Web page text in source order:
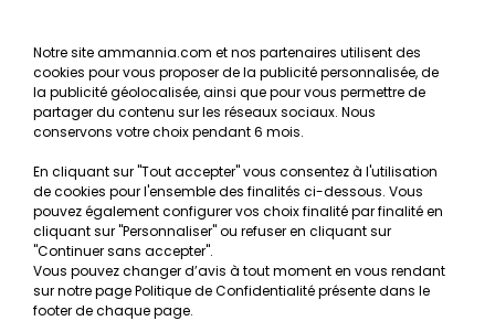
TOUS LES GUIDES
Choisir ses plantes d'aquarium
Guide pour créer votre Wabi Kusa
Le journal d'Ammannia
NOS SERVICES
Notre site ammannia.com et nos partenaires utilisent des
cookies pour vous proposer de la publicité personnalisée, de
la publicité géolocalisée, ainsi que pour vous permettre de
partager du contenu sur les réseaux sociaux. Nous
conservons votre choix pendant 6 mois.
En cliquant sur "Tout accepter" vous consentez à l'utilisation
de cookies pour l'ensemble des finalités ci-dessous. Vous
pouvez également configurer vos choix finalité par finalité en
cliquant sur "Personnaliser" ou refuser en cliquant sur
"Continuer sans accepter".
Vous pouvez changer d’avis à tout moment en vous rendant
sur notre page Politique de Confidentialité présente dans le
footer de chaque page.